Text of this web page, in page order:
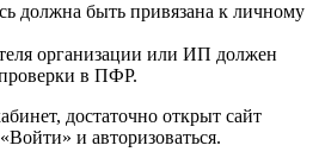
должна быть привязана к личному
организации или ИП должен
в ПФР.
достаточно открыт сайт
и авторизоваться.